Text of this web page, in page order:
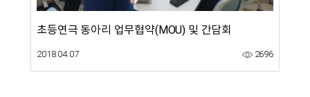
초등연극 동아리 업무협약(MOU) 및 간담회
2018.04.07 2696